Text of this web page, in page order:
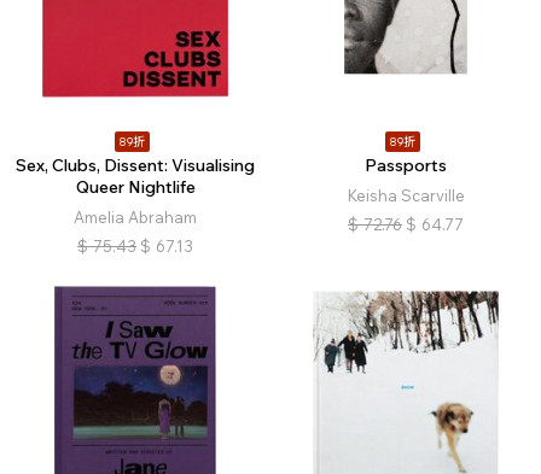
89折
Sex, Clubs, Dissent: Visualising
Queer Nightlife
Amelia Abraham
$ 75.43 $ 67.13
89折
Passports
Keisha Scarville
$ 72.76 $ 64.77